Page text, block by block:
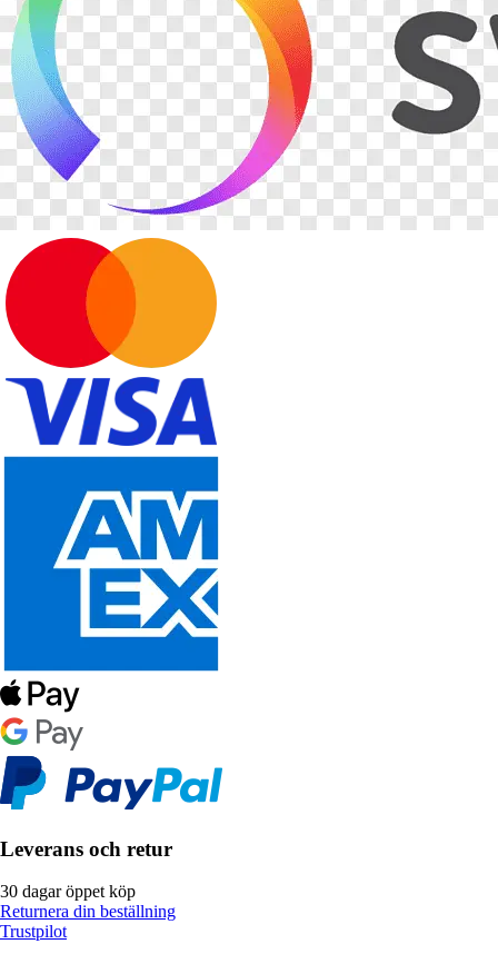
Leverans och retur
30 dagar öppet köp
Returnera din beställning
Trustpilot